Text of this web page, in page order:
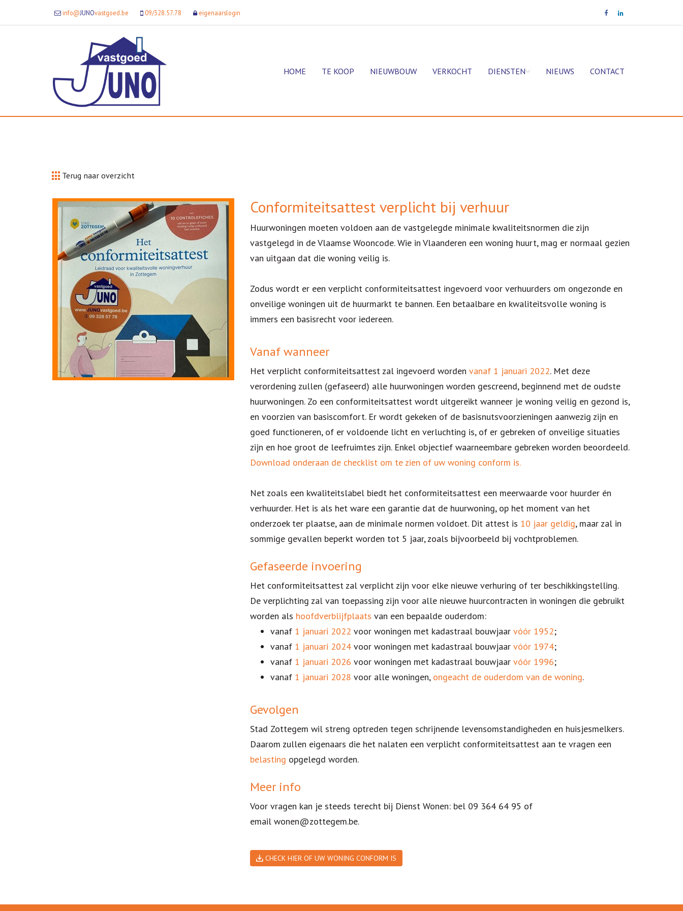
info@JUNOvastgoed.be 09/328.57.78 eigenaarslogin
HOME TE KOOP NIEUWBOUW VERKOCHT DIENSTEN NIEUWS CONTACT
Terug naar overzicht
Conformiteitsattest verplicht bij verhuur
Huurwoningen moeten voldoen aan de vastgelegde minimale kwaliteitsnormen die zijn
vastgelegd in de Vlaamse Wooncode. Wie in Vlaanderen een woning huurt, mag er normaal gezien
van uitgaan dat die woning veilig is.
Zodus wordt er een verplicht conformiteitsattest ingevoerd voor verhuurders om ongezonde en
onveilige woningen uit de huurmarkt te bannen. Een betaalbare en kwaliteitsvolle woning is
immers een basisrecht voor iedereen.
Vanaf wanneer
Het verplicht conformiteitsattest zal ingevoerd worden vanaf 1 januari 2022. Met deze
verordening zullen (gefaseerd) alle huurwoningen worden gescreend, beginnend met de oudste
huurwoningen. Zo een conformiteitsattest wordt uitgereikt wanneer je woning veilig en gezond is,
en voorzien van basiscomfort. Er wordt gekeken of de basisnutsvoorzieningen aanwezig zijn en
goed functioneren, of er voldoende licht en verluchting is, of er gebreken of onveilige situaties
zijn en hoe groot de leefruimtes zijn. Enkel objectief waarneembare gebreken worden beoordeeld.
Download onderaan de checklist om te zien of uw woning conform is.
Net zoals een kwaliteitslabel biedt het conformiteitsattest een meerwaarde voor huurder én
verhuurder. Het is als het ware een garantie dat de huurwoning, op het moment van het
onderzoek ter plaatse, aan de minimale normen voldoet. Dit attest is 10 jaar geldig, maar zal in
sommige gevallen beperkt worden tot 5 jaar, zoals bijvoorbeeld bij vochtproblemen.
Gefaseerde invoering
Het conformiteitsattest zal verplicht zijn voor elke nieuwe verhuring of ter beschikkingstelling.
De verplichting zal van toepassing zijn voor alle nieuwe huurcontracten in woningen die gebruikt
worden als hoofdverblijfplaats van een bepaalde ouderdom:
vanaf 1 januari 2022 voor woningen met kadastraal bouwjaar vóór 1952;
vanaf 1 januari 2024 voor woningen met kadastraal bouwjaar vóór 1974;
vanaf 1 januari 2026 voor woningen met kadastraal bouwjaar vóór 1996;
vanaf 1 januari 2028 voor alle woningen, ongeacht de ouderdom van de woning.
Gevolgen
Stad Zottegem wil streng optreden tegen schrijnende levensomstandigheden en huisjesmelkers.
Daarom zullen eigenaars die het nalaten een verplicht conformiteitsattest aan te vragen een
belasting opgelegd worden.
Meer info
Voor vragen kan je steeds terecht bij Dienst Wonen: bel 09 364 64 95 of
email wonen@zottegem.be.
CHECK HIER OF UW WONING CONFORM IS